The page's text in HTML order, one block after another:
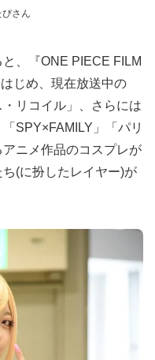
ぴさん
、『ONE PIECE FILM
じめ、現在放送中の
・リコイル」、さらには
SPY×FAMILY」「パリ
ニメ作品のコスプレが
(に扮したレイヤー)が